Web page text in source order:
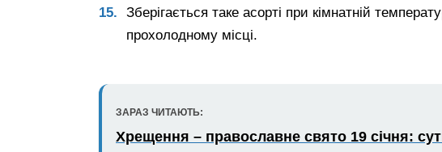
Зберігається таке асорті при кімнатній
прохолодному місці.
ЗАРАЗ ЧИТАЮТЬ:
Хрещення – православне свято 19 січня: